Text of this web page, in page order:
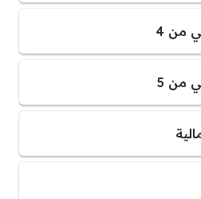
من 4
من 5